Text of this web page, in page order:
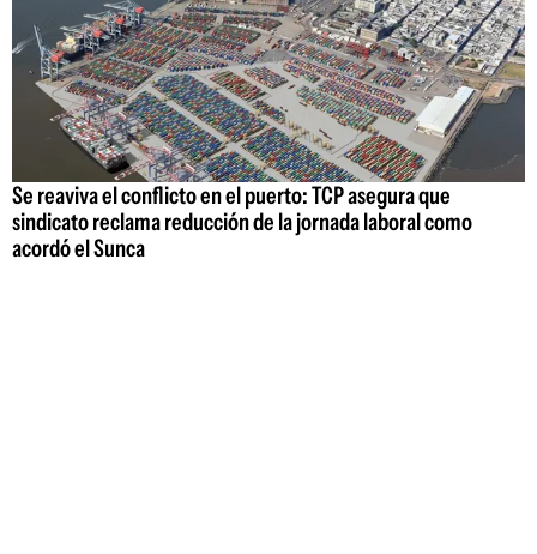
Se reaviva el conflicto en el puerto: TCP asegura que
sindicato reclama reducción de la jornada laboral como
acordó el Sunca